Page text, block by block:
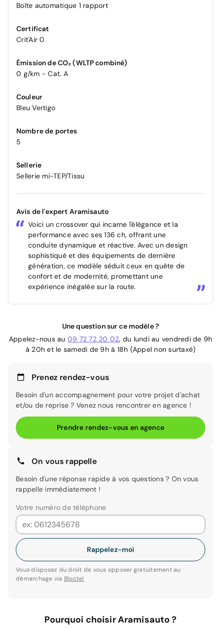
Boîte automatique 1 rapport
Certificat
Crit'Air 0
Émission de CO₂ (WLTP combiné)
0 g/km - Cat. A
Couleur
Bleu Vertigo
Nombre de portes
5
Sellerie
Sellerie mi-TEP/Tissu
Avis de l'expert Aramisauto
Voici un crossover qui incarne l'élégance et la
performance avec ses 136 ch, offrant une
conduite dynamique et réactive. Avec un design
sophistiqué et des équipements de dernière
génération, ce modèle séduit ceux en quête de
confort et de modernité, promettant une
expérience inégalée sur la route.
Une question sur ce modèle ?
Appelez-nous au 09 72 72 20 02, du lundi au vendredi de 9h
à 20h et le samedi de 9h à 18h (Appel non surtaxé)
Prenez rendez-vous
Besoin d'un accompagnement pour votre projet d'achat
et/ou de reprise ? Venez nous rencontrer en agence !
Prendre rendez-vous en agence
On vous rappelle
Besoin d'une réponse rapide à vos questions ? On vous
rappelle immédiatement !
Votre numéro de téléphone
Rappelez-moi
Vous disposez du droit de vous opposer gratuitement au
démarchage via Bloctel
Pourquoi choisir Aramisauto ?